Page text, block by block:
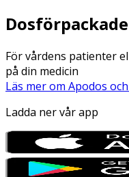
För vårdens patienter
på din medicin
Läs mer om Apodos
Ladda ner vår app